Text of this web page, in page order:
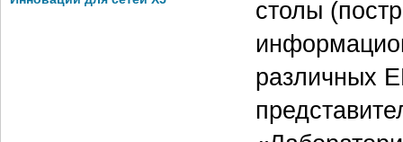
столы
различных